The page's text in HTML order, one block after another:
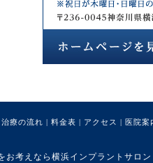
治療の流れ | 料金表 | アクセス | 医院案
お考えなら横浜インプラントサ